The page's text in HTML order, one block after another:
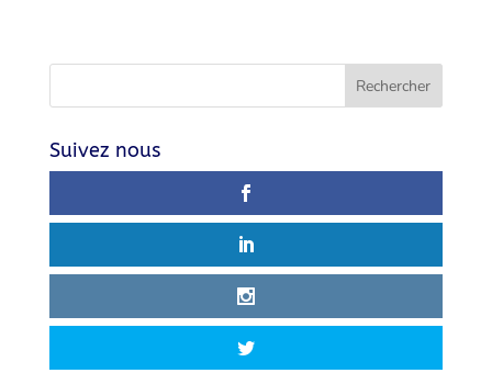
Suivez nous